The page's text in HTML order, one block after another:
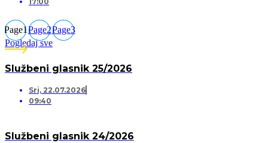
Page1Page2Page3
Pogledaj sve
Službeni glasnik 25/2026
Sri, 22.07.2026
09:40
Službeni glasnik 24/2026